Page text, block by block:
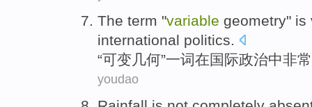
The term "variable geometry" is
international politics.
“可变 几何”一词在国际政治中非常
youdao